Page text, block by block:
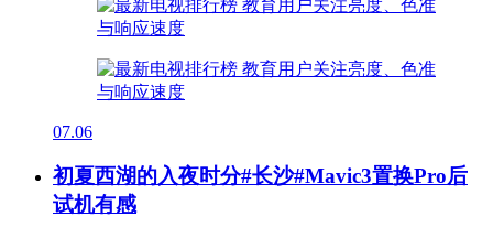
07.06
初夏西湖的入夜时分#长沙#Mavic3置换Pro后
试机有感